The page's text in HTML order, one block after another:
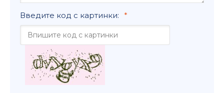
Введите код с картинки: